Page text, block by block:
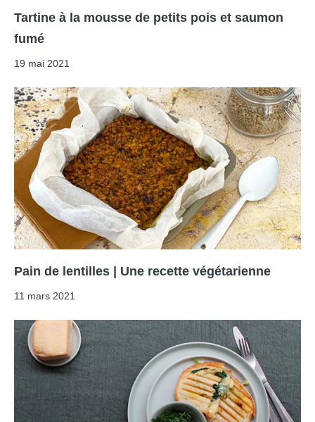
Tartine à la mousse de petits pois et saumon
fumé
19 mai 2021
Pain de lentilles | Une recette végétarienne
11 mars 2021